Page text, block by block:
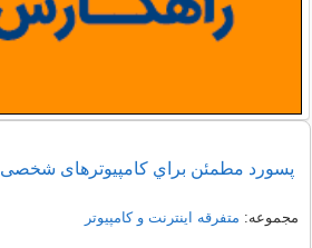
پسورد مطمئن براي کامپیوترهای شخصی
مجموعه: متفرقه اينترنت و كامپيوتر